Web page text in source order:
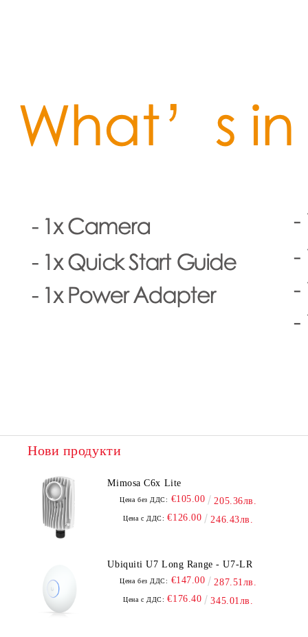
Нови продукти
Mimosa C6x Lite
Цена без ДДС: €105.00 205.36лв.
Цена с ДДС: €126.00 246.43лв.
Ubiquiti U7 Long Range - U7-LR
Цена без ДДС: €147.00 287.51лв.
Цена с ДДС: €176.40 345.01лв.